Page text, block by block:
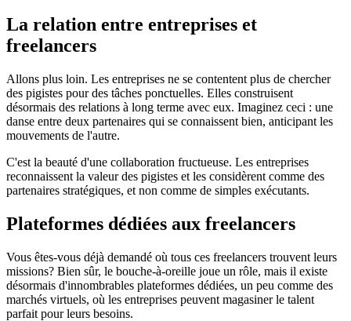
La relation entre entreprises et
freelancers
Allons plus loin. Les entreprises ne se contentent plus de chercher
des pigistes pour des tâches ponctuelles. Elles construisent
désormais des relations à long terme avec eux. Imaginez ceci : une
danse entre deux partenaires qui se connaissent bien, anticipant les
mouvements de l'autre.
C'est la beauté d'une collaboration fructueuse. Les entreprises
reconnaissent la valeur des pigistes et les considèrent comme des
partenaires stratégiques, et non comme de simples exécutants.
Plateformes dédiées aux freelancers
Vous êtes-vous déjà demandé où tous ces freelancers trouvent leurs
missions? Bien sûr, le bouche-à-oreille joue un rôle, mais il existe
désormais d'innombrables plateformes dédiées, un peu comme des
marchés virtuels, où les entreprises peuvent magasiner le talent
parfait pour leurs besoins.